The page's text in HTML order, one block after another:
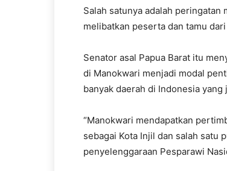
Salah satunya adalah peringatan
melibatkan peserta dan tamu
Senator asal Papua Barat itu
di Manokwari menjadi modal
banyak daerah di Indonesia
“Manokwari mendapatkan
sebagai Kota Injil dan salah satu
penyelenggaraan Pesparawi